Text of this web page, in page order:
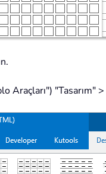
Araçları") "Tasarım"